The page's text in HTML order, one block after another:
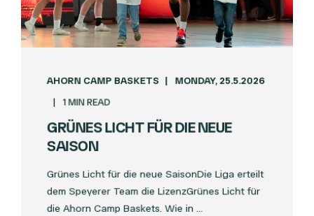
AHORN CAMP BASKETS
MONDAY, 25.5.2026
1 MIN READ
GRÜNES LICHT FÜR DIE NEUE
SAISON
Grünes Licht für die neue SaisonDie Liga erteilt
dem Speyerer Team die LizenzGrünes Licht für
die Ahorn Camp Baskets. Wie in ...